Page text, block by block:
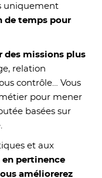
uniquement
de temps pour
des missions plus
relation
contrôle… Vous
pour mener
basées sur
et aux
en pertinence
améliorerez